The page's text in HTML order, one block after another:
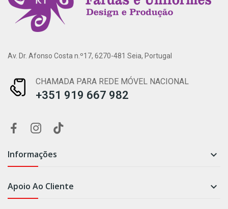
Av. Dr. Afonso Costa n.º17, 6270-481 Seia, Portugal
CHAMADA PARA REDE MÓVEL NACIONAL
+351 919 667 982
Informações 
Apoio Ao Cliente 